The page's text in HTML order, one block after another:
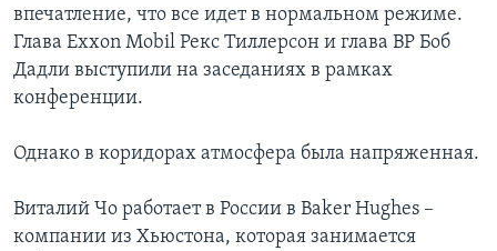
впечатление, что все идет в нормальном режиме.
Глава Exxon Mobil Рекс Тиллерсон и глава ВР Боб
Дадли выступили на заседаниях в рамках
конференции.
Однако в коридорах атмосфера была напряженная.
Виталий Чо работает в России в Baker Hughes –
компании из Хьюстона, которая занимается